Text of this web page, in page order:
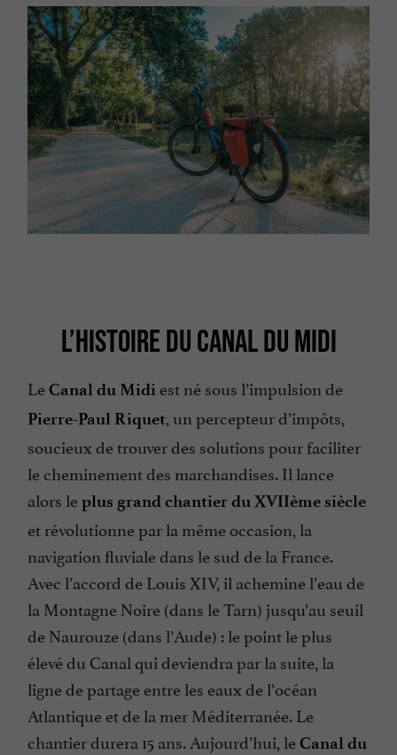
L’HISTOIRE DU CANAL DU MIDI
LeCanal du Midi est né sous l’impulsion de
Pierre-Paul Riquet, un percepteur d’impôts,
soucieux de trouver des solutions pour faciliter
le cheminement des marchandises. Il lance
alors leplus grand chantier du XVIIème siècle
et révolutionne par la même occasion, la
navigation fluviale dans le sud de la France.
Avec l’accord de Louis XIV, il achemine l’eau de
la Montagne Noire (dans le Tarn) jusqu’au seuil
de Naurouze (dans l’Aude) : le point le plus
élevé du Canal qui deviendra par la suite, la
ligne de partage entre les eaux de l’océan
Atlantique et de la mer Méditerranée. Le
chantier durera 15 ans. Aujourd’hui, leCanal du